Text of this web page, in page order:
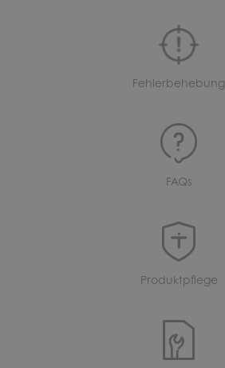
Fehlerbehebung
FAQs
Produktpflege